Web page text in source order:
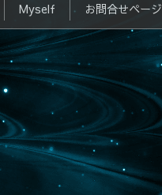
Myself お問合せページ